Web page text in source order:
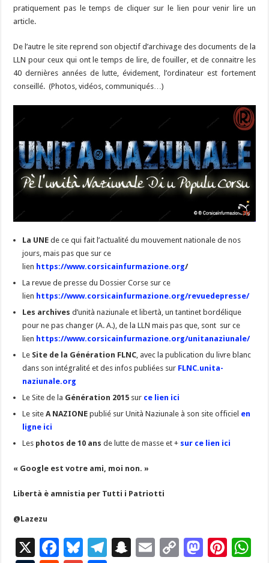
pratiquement pas le temps de cliquer sur le lien pour venir lire un
article.
De l’autre le site reprend son objectif d’archivage des documents de la
LLN pour ceux qui ont le temps de lire, de fouiller, et de connaitre les
40 dernières années de lutte, évidement, l’ordinateur est fortement
conseillé. (Photos, vidéos, communiqués…)
La UNE de ce qui fait l’actualité du mouvement nationale de nos
jours, mais pas que sur ce
lien https://www.corsicainfurmazione.org/
La revue de presse du Dossier Corse sur ce
lien https://www.corsicainfurmazione.org/revuedepresse/
Les archives d’unità naziunale et libertà, un tantinet bordélique
pour ne pas changer (A. A.), de la LLN mais pas que, sont sur ce
lien https://www.corsicainfurmazione.org/unitanaziunale/
Le Site de la Génération FLNC , avec la publication du livre blanc
dans son intégralité et des infos publiées sur FLNC.unita-
naziunale.org
Le Site de la Génération 2015 sur ce lien ici
Le siteA NAZIONE publié sur Unità Naziunale à son site officiel en
ligne ici
Les photos de 10 ans de lutte de masse et + sur ce lien ici
« Google est votre ami, moi non. »
Libertà è amnistia per Tutti i Patriotti
@Lazezu
X
F
Bl T
S
E
C
M Pi